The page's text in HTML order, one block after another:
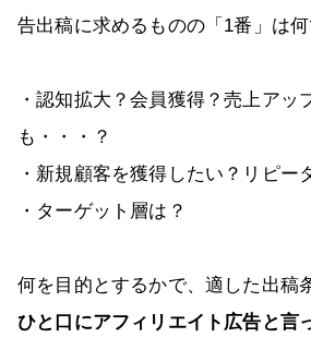
告出稿に求めるものの「1番」は何
・認知拡大？会員獲得？売上アッ
も・・・？
・新規顧客を獲得したい？リピー
・ターゲット層は？
何を目的とするかで、適した出稿
ひと口にアフィリエイト広告と言